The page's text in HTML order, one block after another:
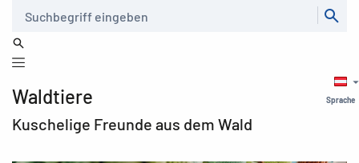
Sprache
Waldtiere
Kuschelige Freunde aus dem Wald